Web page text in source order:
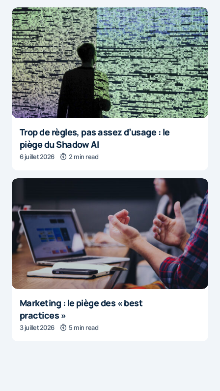
Trop de règles, pas assez d’usage : le
piège du Shadow AI
6 juillet 2026 2 min read
Marketing : le piège des « best
practices »
3 juillet 2026 5 min read